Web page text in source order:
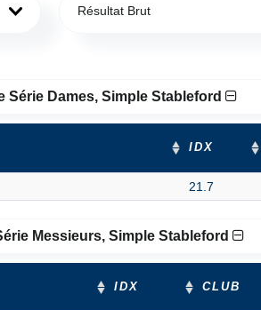
Résultat Brut
Série Dames, Simple Stableford
IDX
21.7
Messieurs, Simple Stableford
IDX CLUB